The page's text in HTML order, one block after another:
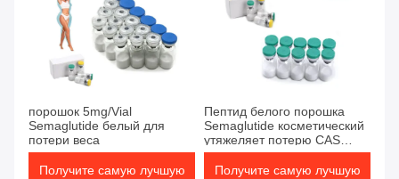
порошок 5mg/Vial
Semaglutide белый для
потери веса
Получите самую лучшую
Пептид белого порошка
Semaglutide косметический
утяжеляет потерю CAS
910463-68-2
Получите самую лучшую